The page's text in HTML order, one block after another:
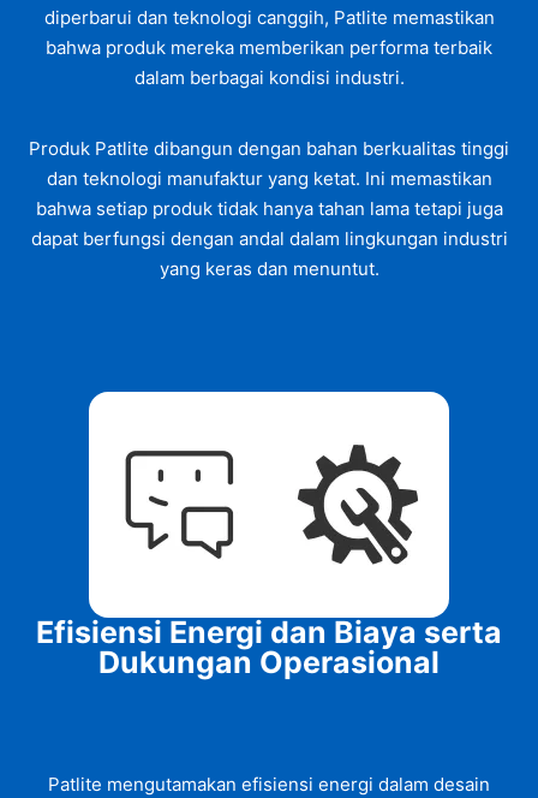
diperbarui dan teknologi canggih, Patlite memastikan
bahwa produk mereka memberikan performa terbaik
dalam berbagai kondisi industri.
Produk Patlite dibangun dengan bahan berkualitas tinggi
dan teknologi manufaktur yang ketat. Ini memastikan
bahwa setiap produk tidak hanya tahan lama tetapi juga
dapat berfungsi dengan andal dalam lingkungan industri
yang keras dan menuntut.
Efisiensi Energi dan Biaya serta
Dukungan Operasional
Patlite mengutamakan efisiensi energi dalam desain